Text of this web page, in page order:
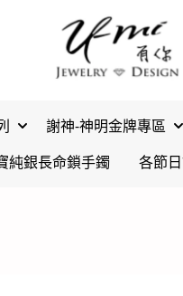
謝神-神明金牌專區
純銀長命鎖手鐲
各節